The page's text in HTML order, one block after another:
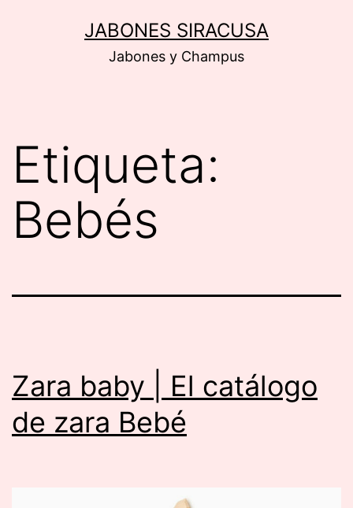
JABONES SIRACUSA
Jabones y Champus
Etiqueta:
Bebés
Zara baby | El catálogo
de zara Bebé